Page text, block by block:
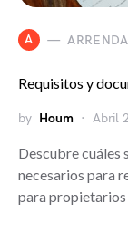
A
Requisitos y
by Houm Abril
Descubre cuáles
necesarios para
para